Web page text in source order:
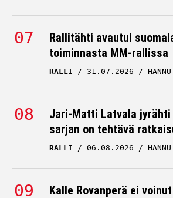
Rallitähti avautui
toiminnasta MM-rallissa
RALLI 31.07.2026
Jari-Matti Latvala
sarjan on tehtävä
RALLI 06.08.2026
Kalle Rovanperä ei